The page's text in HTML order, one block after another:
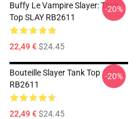
Buffy Le Vampire Slayer: Tank
Top SLAY RB2611
22,49 €$24.45
-20%
Bouteille Slayer Tank Top
RB2611
22,49 €$24.45
-20%